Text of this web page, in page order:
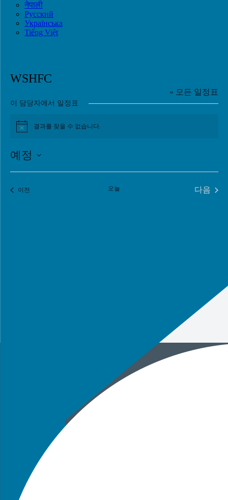
नेपाली
Русский
Українська
Tiếng Việt
WSHFC
« 모든 일정표
이 담당자에서 일정표
공
결과를 찾을 수 없습니다.
예정
를
이전 오늘
다음